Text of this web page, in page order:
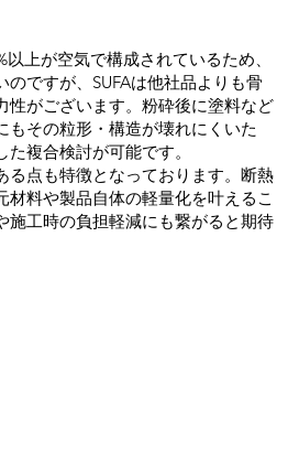
上が空気で構成されているため、
のですが、SUFAは他社品よりも骨
性がございます。粉砕後に塗料など
もその粒形・構造が壊れにくいた
複合検討が可能です。
る点も特徴となっております。断熱
材料や製品自体の軽量化を叶えるこ
施工時の負担軽減にも繋がると期待